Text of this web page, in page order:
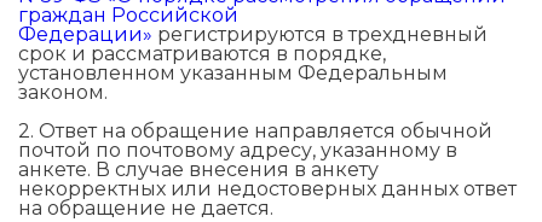
граждан Российской
Федерации» регистрируются в трехдневный
срок и рассматриваются в порядке,
установленном указанным Федеральным
законом.
2. Ответ на обращение направляется обычной
почтой по почтовому адресу, указанному в
анкете. В случае внесения в анкету
некорректных или недостоверных данных ответ
на обращение не дается.